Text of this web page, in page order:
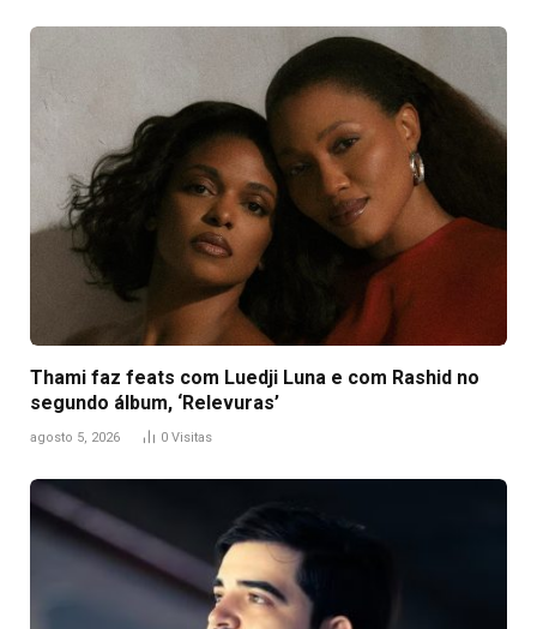
Thami faz feats com Luedji Luna e com Rashid no
segundo álbum, ‘Relevuras’
agosto 5, 2026 0 Visitas